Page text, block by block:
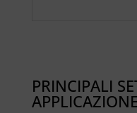
PRINCIPALI
APPLICAZIONE